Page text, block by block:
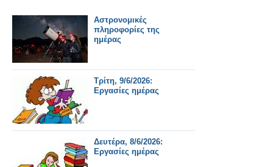
Αστρονομικές
πληροφορίες της
ημέρας
Τρίτη, 9/6/2026:
Εργασίες ημέρας
Δευτέρα, 8/6/2026:
Εργασίες ημέρας